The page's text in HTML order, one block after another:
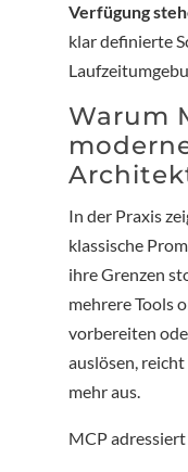
Verfügung
klar definierte
Warum
In der Praxis
klassische
ihre Grenzen
mehrere Tools
vorbereiten
auslösen,
mehr aus.
MCP